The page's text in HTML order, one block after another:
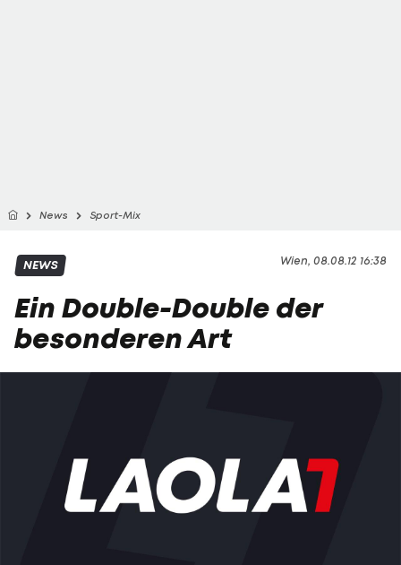
News Sport-Mix
Wien, 08.08.12 16:38
NEWS
Ein Double-Double der
besonderen Art